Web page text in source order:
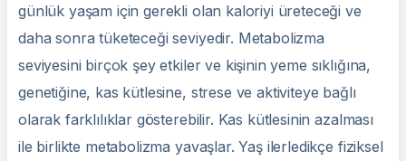
günlük yaşam için gerekli olan kaloriyi üreteceği ve
daha sonra tüketeceği seviyedir. Metabolizma
seviyesini birçok şey etkiler ve kişinin yeme sıklığına,
genetiğine, kas kütlesine, strese ve aktiviteye bağlı
olarak farklılıklar gösterebilir. Kas kütlesinin azalması
ile birlikte metabolizma yavaşlar. Yaş ilerledikçe fiziksel